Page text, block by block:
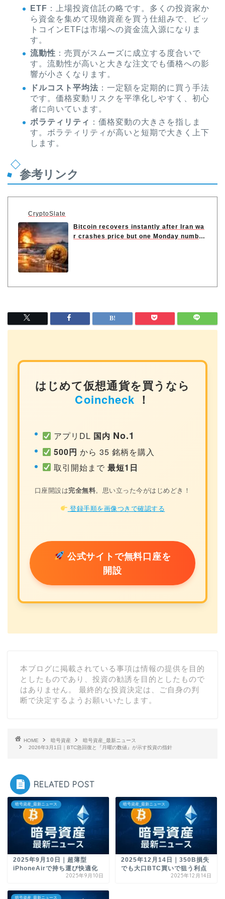
ETF ：上場投資信託の略です。多くの投資家か
ら資金を集めて現物資産を買う仕組みで、ビッ
トコインETFは市場への資金流入源になりま
す。
流動性 ：売買がスムーズに成立する度合いで
す。流動性が高いと大きな注文でも価格への影
響が小さくなります。
ドルコスト平均法 ：一定額を定期的に買う手法
です。価格変動リスクを平準化しやすく、初心
者に向いています。
ボラティリティ ：価格変動の大きさを指しま
す。ボラティリティが高いと短期で大きく上下
します。
参考リンク
CryptoSlate
Bitcoin recovers instantly after Iran wa
r crashes price but one Monday numbe
はじめて仮想通貨を買うなら
Coincheck ！
アプリDL 国内 No.1
500円 から 35 銘柄を購入
取引開始まで最短1日
口座開設は完全無料。思い立った今がはじめどき！
登録手順を画像つきで確認する
公式サイトで無料口座を
開設
本ブログに掲載されている事項は情報の提供を目的
としたものであり、投資の勧誘を目的としたもので
はありません。 最終的な投資決定は、ご自身の判
断で決定するようお願いいたします。
HOME 暗号資産
暗号資産_最新ニュース
2026年3月1日｜BTC急回復と『月曜の数値』が示す投資の指針
RELATED POST
暗号資産_最新ニュース
2025年9月10日｜超薄型
iPhoneAirで持ち運び快適化
2025年9月10日
暗号資産_最新ニュース
2025年12月14日｜350B損失
でも大口BTC買いで狙う利点
2025年12月14日
暗号資産_最新ニュース